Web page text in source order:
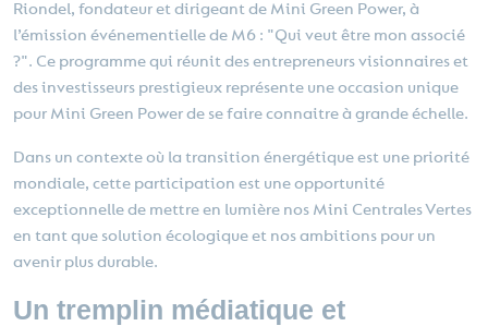
Riondel, fondateur et dirigeant de Mini Green Power, à
l’émission événementielle de M6 : "Qui veut être mon associé
?". Ce programme qui réunit des entrepreneurs visionnaires et
des investisseurs prestigieux représente une occasion unique
pour Mini Green Power de se faire connaitre à grande échelle.
Dans un contexte où la transition énergétique est une priorité
mondiale, cette participation est une opportunité
exceptionnelle de mettre en lumière nos Mini Centrales Vertes
en tant que solution écologique et nos ambitions pour un
avenir plus durable.
Un tremplin médiatique et